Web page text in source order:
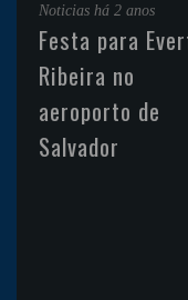
Noticias há 2 anos
Festa para
Ribeira no
aeroporto de
Salvador